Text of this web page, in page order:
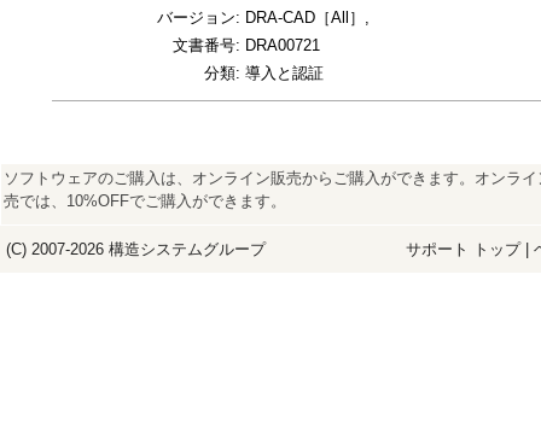
バージョン: DRA-CAD［All］,
文書番号: DRA00721
分類: 導入と認証
ソフトウェアのご購入は、オンライン販売からご購入ができます。オンライ
売では、10%OFFでご購入ができます。
(C) 2007-2026 構造システムグループ サポート トップ|